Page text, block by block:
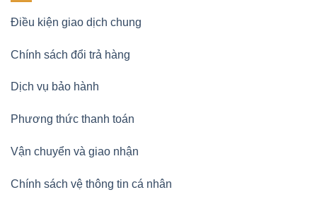
Điều kiện giao dịch chung
Chính sách đổi trả hàng
Dịch vụ bảo hành
Phương thức thanh toán
Vận chuyển và giao nhận
Chính sách vệ thông tin cá nhân